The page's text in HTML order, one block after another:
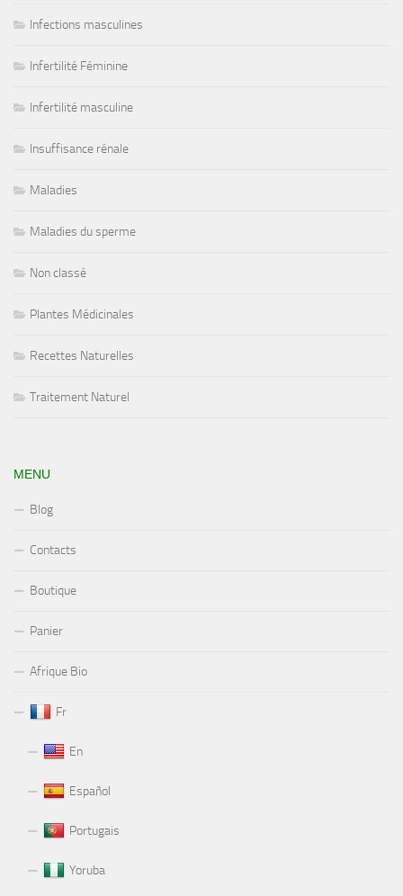
Infections masculines
Infertilité Féminine
Infertilité masculine
Insuffisance rénale
Maladies
Maladies du sperme
Non classé
Plantes Médicinales
Recettes Naturelles
Traitement Naturel
MENU
Blog
Contacts
Boutique
Panier
Afrique Bio
Fr
En
Español
Portugais
Yoruba